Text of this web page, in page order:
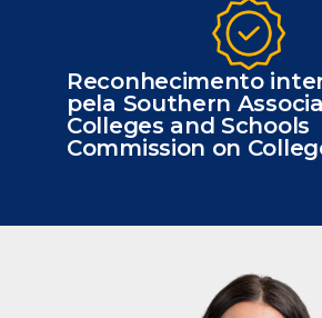
Reconhecimento
pela Southern
Colleges and Schools
Commission on